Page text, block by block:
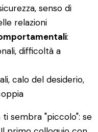
senso di
relazioni
:
difficoltà a
calo del desiderio,
sembra "piccolo": se